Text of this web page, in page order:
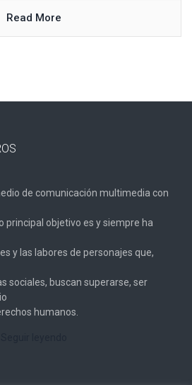
Read More
de comunicación multimedia con
principal objetivo es y siempre ha
y las labores de personajes que,
sociales, buscan superarse, ser
humanos.